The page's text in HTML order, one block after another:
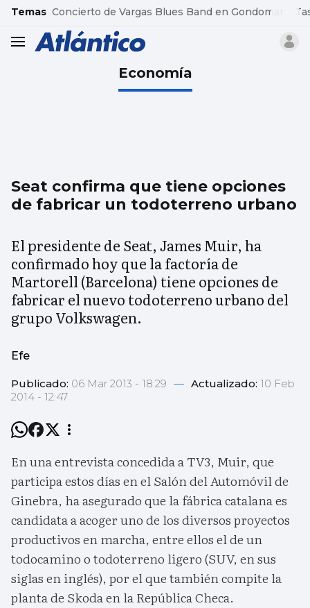
common.go-to-content
Temas Concierto de Vargas Blues Band en Gondomar
header.menu.open
Economía
Seat confirma que tiene opciones
de fabricar un todoterreno urbano
El presidente de Seat, James Muir, ha
confirmado hoy que la factoría de
Martorell (Barcelona) tiene opciones de
fabricar el nuevo todoterreno urbano del
grupo Volkswagen.
Efe
Publicado: 06 Mar 2013 - 18:29 — Actualizado: 10 Feb
2014 - 12:47
En una entrevista concedida a TV3, Muir, que
participa estos días en el Salón del Automóvil de
Ginebra, ha asegurado que la fábrica catalana es
candidata a acoger uno de los diversos proyectos
productivos en marcha, entre ellos el de un
todocamino o todoterreno ligero (SUV, en sus
siglas en inglés), por el que también compite la
planta de Skoda en la República Checa.